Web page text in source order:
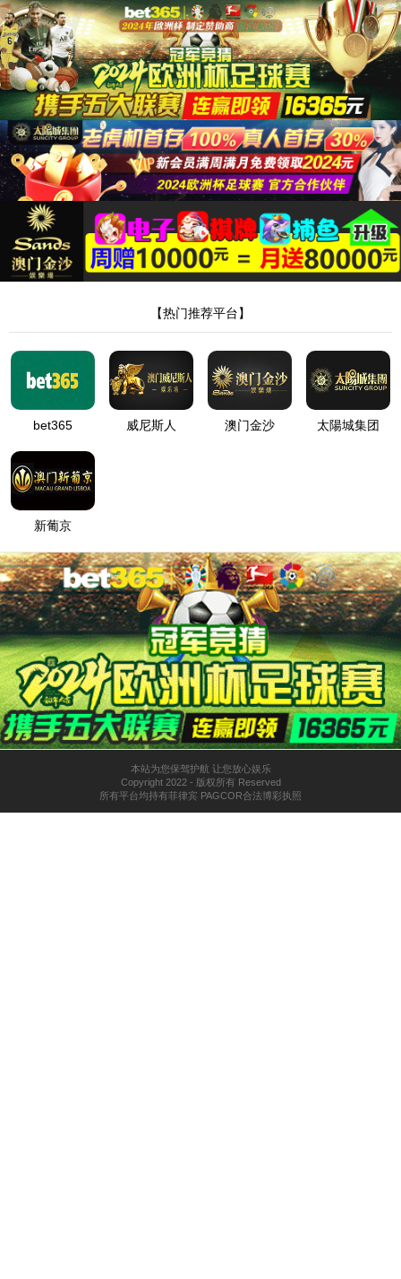
9500金沙集团app